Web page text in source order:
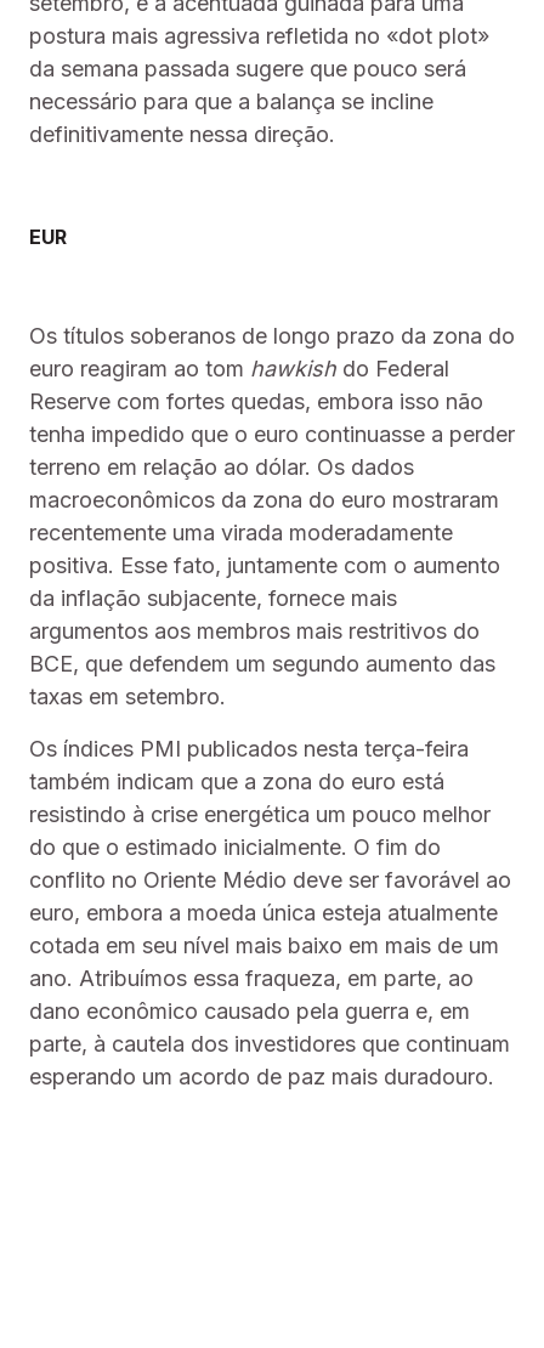
postura mais agressiva refletida no «dot plot»
da semana passada sugere que pouco será
necessário para que a balança se incline
definitivamente nessa direção.
EUR
Os títulos soberanos de longo prazo da zona do
euro reagiram ao tom hawkish do Federal
Reserve com fortes quedas, embora isso não
tenha impedido que o euro continuasse a perder
terreno em relação ao dólar. Os dados
macroeconômicos da zona do euro mostraram
recentemente uma virada moderadamente
positiva. Esse fato, juntamente com o aumento
da inflação subjacente, fornece mais
argumentos aos membros mais restritivos do
BCE, que defendem um segundo aumento das
taxas em setembro.
Os índices PMI publicados nesta terça-feira
também indicam que a zona do euro está
resistindo à crise energética um pouco melhor
do que o estimado inicialmente. O fim do
conflito no Oriente Médio deve ser favorável ao
euro, embora a moeda única esteja atualmente
cotada em seu nível mais baixo em mais de um
ano. Atribuímos essa fraqueza, em parte, ao
dano econômico causado pela guerra e, em
parte, à cautela dos investidores que continuam
esperando um acordo de paz mais duradouro.